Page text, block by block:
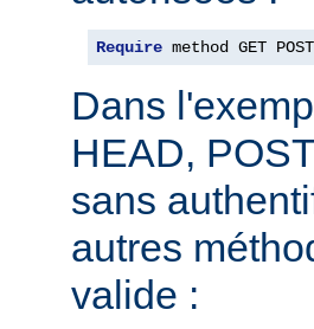
Require method GET
Dans
HEAD,
sans
autres
valide :